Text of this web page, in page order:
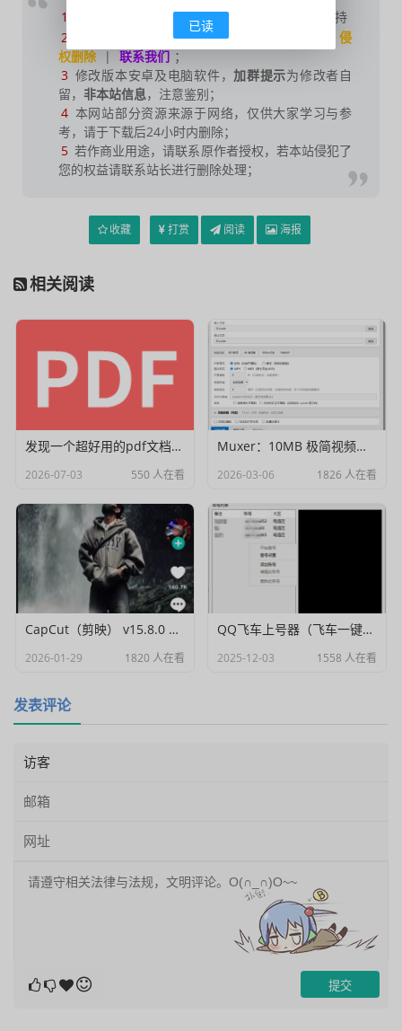
1 如果您喜欢本站， 点击这儿
捐赠本站，感谢支持
2
可能会帮助到你： 使用帮助
侵
权删除
| 联系我们 ；
3 修改版本安卓及电脑软件，加群提示为修改者自
留， 非本站信息，注意鉴别；
4 本网站部分资源来源于网络，仅供大家学习与参
考，请于下载后24小时内删除；
5 若作商业用途，请联系原作者授权，若本站侵犯了
您的权益请联系站长进行删除处理；
收藏 打赏 阅读 海报
相关阅读
发现一个超好用的pdf文档编辑器
2026-07-03 550 人在看
Muxer：10MB 极简视频字幕批量封装工具 (单文件/绿色版)
2026-03-06 1826 人在看
CapCut（剪映） v15.8.0 国际高级会员解锁破解版
2026-01-29 1820 人在看
QQ飞车上号器（飞车一键登号器）V1.0
2025-12-03 1558 人在看
发表评论
已读